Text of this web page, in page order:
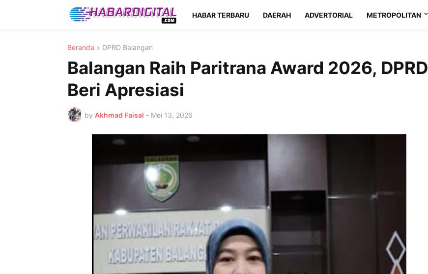
HABAR TERBARU DAERAH ADVERTORIAL METROPOLITAN
Beranda DPRD Balangan
Balangan Raih Paritrana Award 2026, DPRD
Beri Apresiasi
by Akhmad Faisal - Mei 13, 2026